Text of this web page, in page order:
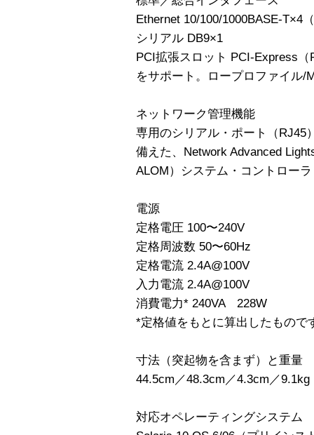
Ethernet 10/100/1000BASE-T×4
シリアル DB9×1
PCI拡張スロット PCI-Express
をサポート。ロープロファイル/
ネットワーク管理機能
専用のシリアル・ポート（RJ45
備えた、Network Advanced
ALOM）システム・コントローラ
電源
定格電圧 100〜240V
定格周波数 50〜60Hz
定格電流 2.4A@100V
入力電流 2.4A@100V
消費電力* 240VA 228W
*定格値をもとに算出したもので
寸法（突起物を含まず）と重量
44.5cm／48.3cm／4.3cm／9.1kg
対応オペレーティングシステム